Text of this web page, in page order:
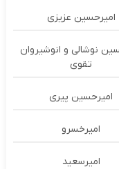
امیرحسین عزیزی
نوشالی و انوشیروان
تقوی
امیرحسین پیری
امیرخسرو
امیرسعید